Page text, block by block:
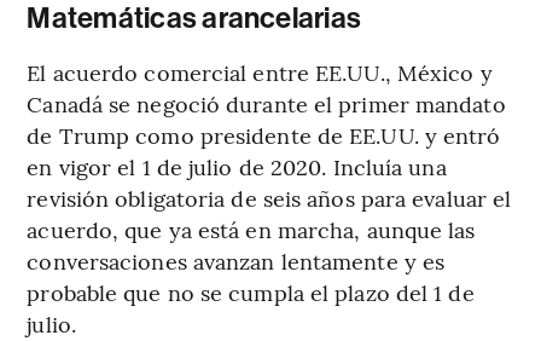
Matemáticas arancelarias
El acuerdo comercial entre EE.UU., México y
Canadá se negoció durante el primer mandato
de Trump como presidente de EE.UU. y entró
en vigor el 1 de julio de 2020. Incluía una
revisión obligatoria de seis años para evaluar el
acuerdo, que ya está en marcha, aunque las
conversaciones avanzan lentamente y es
probable que no se cumpla el plazo del 1 de
julio.